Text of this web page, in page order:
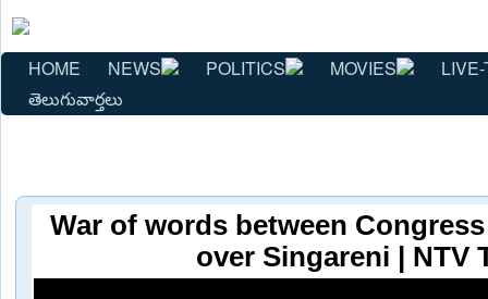
HOME NEWS POLITICS MOVIES
తెలుగువార్తలు
War of words between
over Singareni | NTV